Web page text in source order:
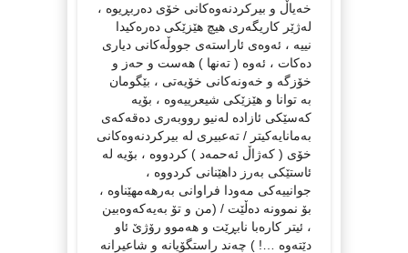
خەیاڵ و بیرکردنەوەکانی خۆی دەربڕیوە ،
لەژێر کاریگەری هیچ هێزێکی دەرەکیدا
نییە ، ئەوەی ئاراستەی جووڵەکانی دیاری
دەکات ، ئەوە ( تەنها ) هەست و حەز و
خۆزگە و خەونەکانی خۆیەتی ، بێگومان
بە توانا و هێزێکی شیعرییەوە ، بۆیە
کەسێکی ئازادە لەنیو رووبەری دەقەکەی
بەمانایەکیتر / تەعبیری لە بیرکردنەوەکانی
خۆی ( کەژاڵ ئەحمەد ) کردووە ، بۆیە لە
ئاستێکی بەرز داهێنانی کردووە ،
جوانییەکی مەودا فراوانی بەرهەمهێناوە ،
بۆ نموونە دەڵێت / (من و تۆ به‌یه‌که‌وه‌بین
، ئیتر کاره‌با نابڕێت و هه‌موو رۆژێ ئاو
دێته‌وه‌ …! ) چەند راستگۆیانە و شاعیرانە